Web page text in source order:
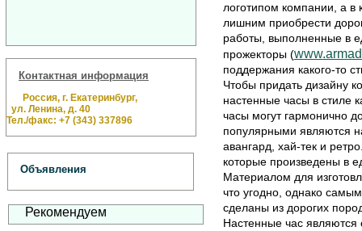
Контактная информация
Россия, г. Екатеринбург,
ул. Ленина, д. 40
Тел./факс: +7 (343) 337896
Объявления
Рекомендуем
логотипом компании, а в
лишним приобрести
работы, выполненные в
прожекторы (
поддержания какого-то
Чтобы придать дизайну
настенные часы в стиле
часы могут гармонично
популярными являются
авангард, хай-тек и
которые произведены в
Материалом для
что угодно, однако
сделаны из дорогих
Настенные час